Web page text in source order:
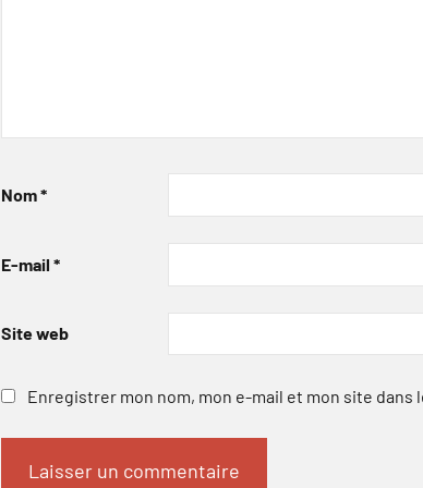
Nom*
E-mail *
Site web
Enregistrer mon nom, mon e-mail et mon site